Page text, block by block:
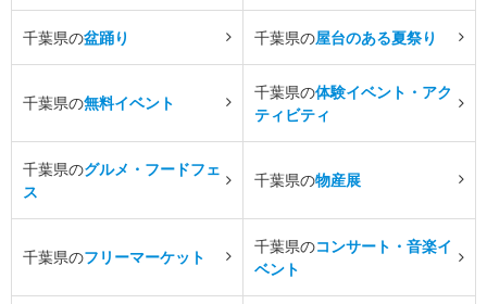
千葉県の盆踊り 千葉県の屋台のある夏祭り
千葉県の無料イベント
千葉県の体験イベント・アク
ティビティ
千葉県のグルメ・フードフェ
ス
千葉県の物産展
千葉県のフリーマーケット
千葉県のコンサート・音楽イ
ベント